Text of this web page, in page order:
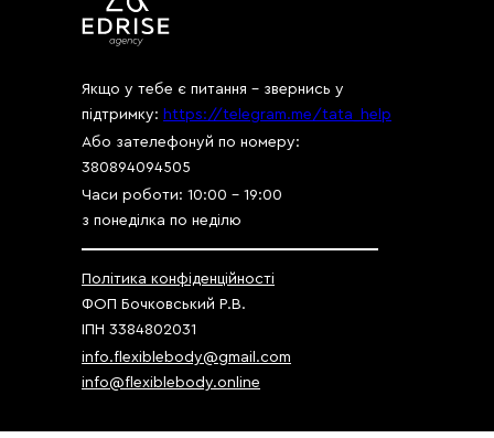
Політика конфіденційності
ФОП Бочковський Р.В.
ІПН 3384802031
info.flexiblebody@gmail.com
info@flexiblebody.online
Якщо у тебе є питання - звернись у
підтримку: https://telegram.me/tata_help
Часи роботи: 10:00 - 19:00
з понеділка по неділю
Або зателефонуй по номеру:
380894094505